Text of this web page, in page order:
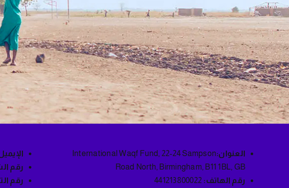
العنوان:International Waqf Fund, 22-24 Sampson
Road North, Birmingham, B11 1BL, GB
رقم الهاتف: 441213800022
رقم
رقم